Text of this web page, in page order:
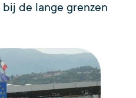
de lange grenzen